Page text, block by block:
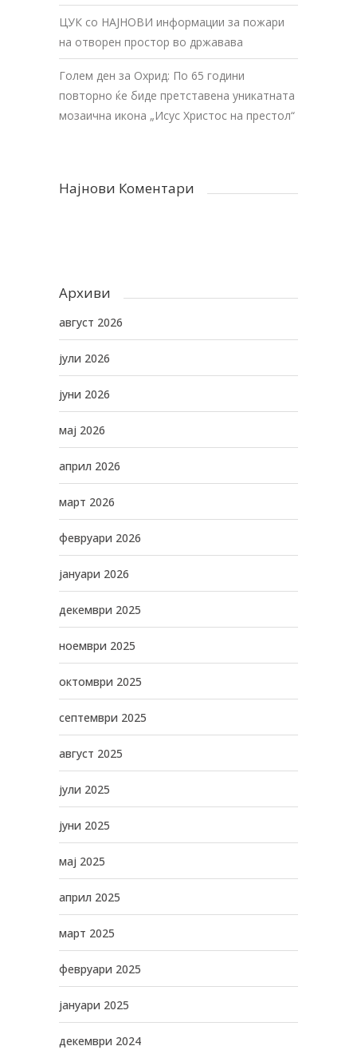
ЦУК со НАЈНОВИ информации за пожари
на отворен простор во државава
Голем ден за Охрид: По 65 години
повторно ќе биде претставена уникатната
мозаична икона „Исус Христос на престол“
Најнови Коментари
Архиви
август 2026
јули 2026
јуни 2026
мај 2026
април 2026
март 2026
февруари 2026
јануари 2026
декември 2025
ноември 2025
октомври 2025
септември 2025
август 2025
јули 2025
јуни 2025
мај 2025
април 2025
март 2025
февруари 2025
јануари 2025
декември 2024